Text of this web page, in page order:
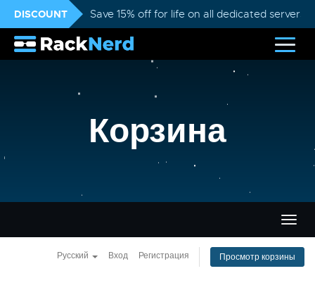
DISCOUNT Save 15% off for life on all dedicated servers
Корзина
Русский Вход Регистрация Просмотр корзины